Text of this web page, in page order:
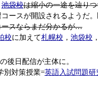
池袋校は縮小の一途を辿り
ースが開設されるようだ
ースならまだ分かるが…
校に加えて札幌校 ， 池袋校 ，
後日配信が主体に。
別対策授業=英語入試問題研